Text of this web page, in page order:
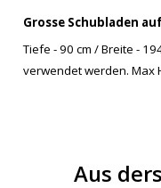
Grosse Schubladen
Tiefe - 90 cm / Breite -
verwendet werden. Max
Aus